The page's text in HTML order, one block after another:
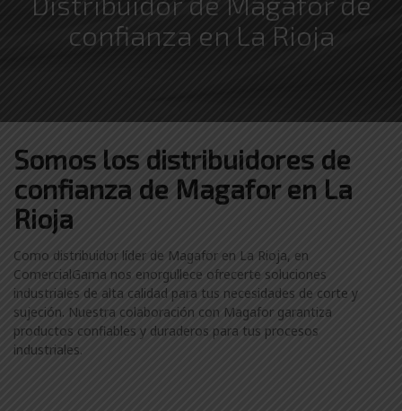
confianza en La Rioja
Somos los distribuidores de
confianza de Magafor en La
Rioja
Como distribuidor líder de Magafor en La Rioja, en
ComercialGama nos enorgullece ofrecerte soluciones
industriales de alta calidad para tus necesidades de corte y
sujeción. Nuestra colaboración con Magafor garantiza
productos confiables y duraderos para tus procesos
industriales.